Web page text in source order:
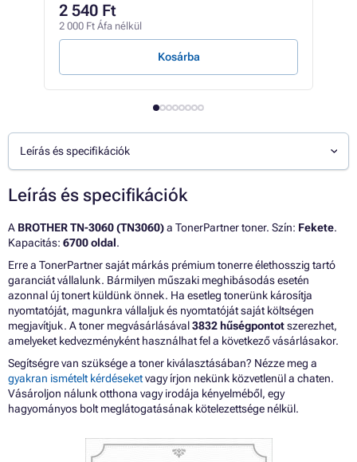
2 540 Ft
2 000 Ft Áfa nélkül
Kosárba
Leírás és specifikációk
Leírás és specifikációk
A BROTHER TN-3060 (TN3060)a TonerPartner toner. Szín: Fekete.
Kapacitás: 6700 oldal.
Erre a TonerPartner saját márkás prémium tonerre élethosszig tartó
garanciát vállalunk. Bármilyen műszaki meghibásodás esetén
azonnal új tonert küldünk önnek. Ha esetleg tonerünk károsítja
nyomtatóját, magunkra vállaljuk és nyomtatóját saját költségen
megjavítjuk. A toner megvásárlásával3832 hűségpontotszerezhet,
amelyeket kedvezményként használhat fel a következő vásárlásakor.
Segítségre van szüksége a toner kiválasztásában? Nézze meg a
gyakran ismételt kérdéseketvagy írjon nekünk közvetlenül a chaten.
Vásároljon nálunk otthona vagy irodája kényelméből, egy
hagyományos bolt meglátogatásának kötelezettsége nélkül.